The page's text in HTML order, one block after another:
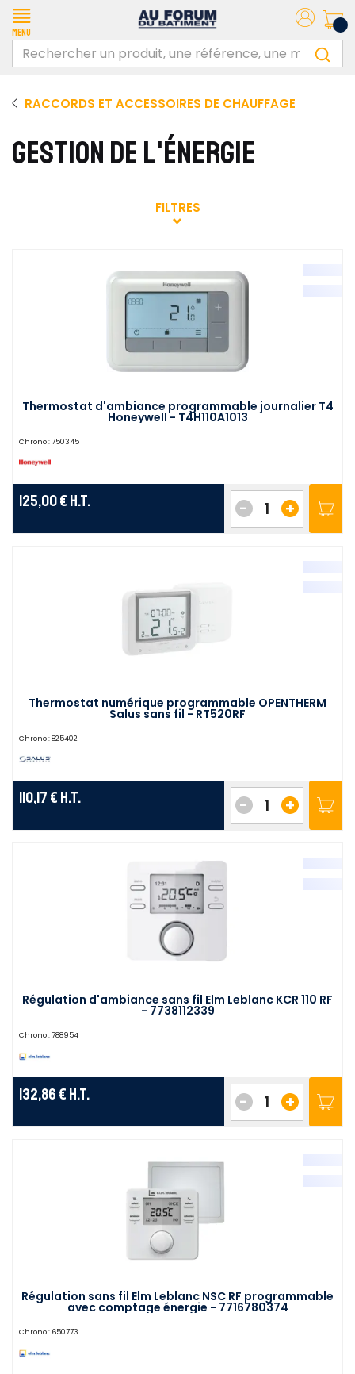
Menu
RACCORDS ET ACCESSOIRES DE CHAUFFAGE
GESTION DE L'ÉNERGIE
FILTRES
Thermostat d'ambiance programmable journalier T4
Honeywell - T4H110A1013
Chrono : 750345
125,00 € H.T. +
-
Thermostat numérique programmable OPENTHERM
Salus sans fil - RT520RF
Chrono : 825402
110,17 € H.T. +
-
Régulation d'ambiance sans fil Elm Leblanc KCR 110 RF
- 7738112339
Chrono : 788954
132,86 € H.T. +
-
Régulation sans fil Elm Leblanc NSC RF programmable
avec comptage énergie - 7716780374
Chrono : 650773